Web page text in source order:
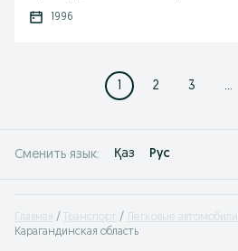
1996
1 2 3 ...
Сменить язык: Қаз Рус
Главная Транспорт Легковые автомобили
Карагандинская область